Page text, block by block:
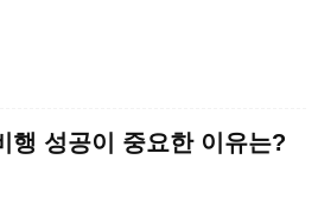
행 성공이 중요한 이유는?